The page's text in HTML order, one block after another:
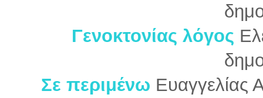
Γενοκτονίας λόγος
Σε περιμένω Ευαγγελίας